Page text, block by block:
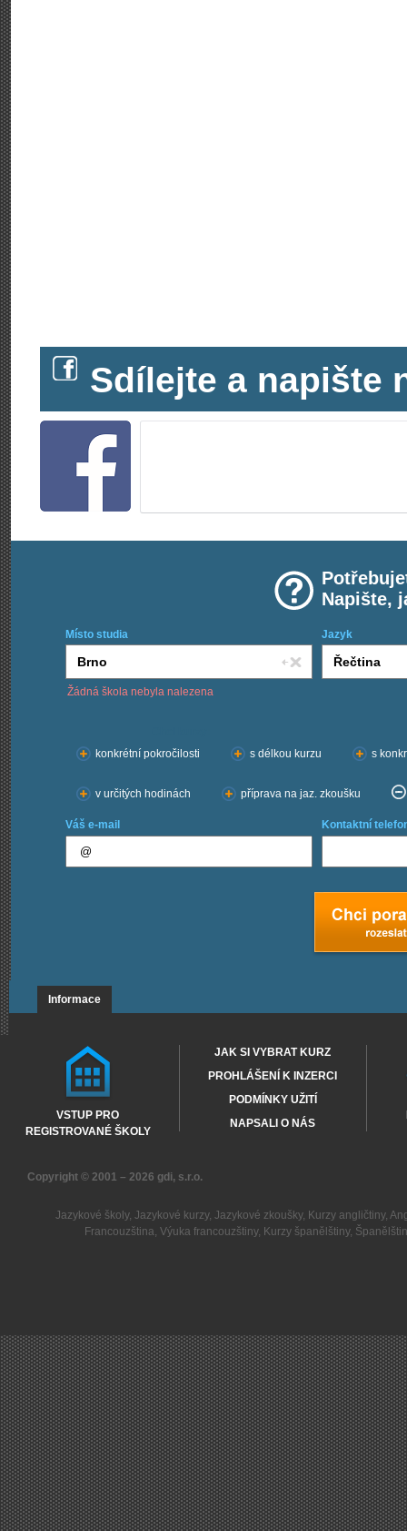
Sdílejte a napište
Napište,
Místo studia Jazyk
Žádná škola nebyla nalezena
konkrétní pokročilosti
s délkou kurzu s
v určitých hodinách příprava na jaz. zkoušku
Váš e-mail Kontaktní
Informace
VSTUP PRO
REGISTROVANÉ ŠKOLY
JAK SI VYBRAT KURZ
PROHLÁŠENÍ K INZERCI
PODMÍNKY UŽITÍ
NAPSALI O NÁS
Copyright © 2001 – 2026 gdi, s.r.o.
Jazykové školy, Jazykové kurzy, Jazykové zkoušky, Kurzy angličtiny,
Francouzština,Výuka francouzštiny, Kurzy španělštiny,